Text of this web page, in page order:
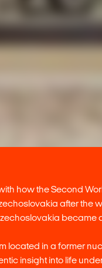
how the Second
after the
became
located in a former
insight into life